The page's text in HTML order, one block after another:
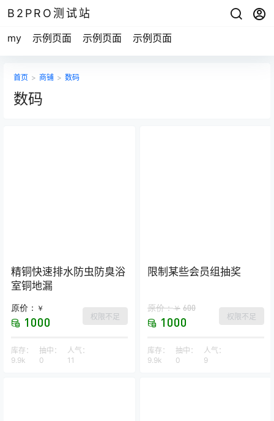
B2PRO测试站
my 示例页面 示例页面 示例页面
首页 > 商铺 > 数码
数码
精铜快速排水防虫防臭浴
室铜地漏
原价： ￥
1000 权限不足
库存：
9.9k
抽中：
0
人气：
11
限制某些会员组抽奖
原价：￥ 600
1000 权限不足
库存：
9.9k
抽中：
0
人气：
9